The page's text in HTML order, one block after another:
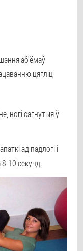
аб'ёмаў
цягліц
ногі сагнутыя ў
ад падлогі і
10 секунд.